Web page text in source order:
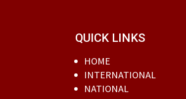
QUICK LINKS
HOME
INTERNATIONAL
NATIONAL